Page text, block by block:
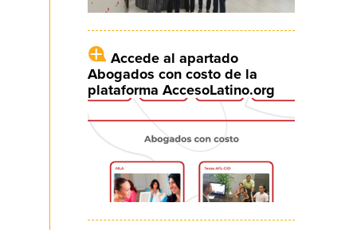
Accede al apartado
Abogados con costo de la
plataforma AccesoLatino.org